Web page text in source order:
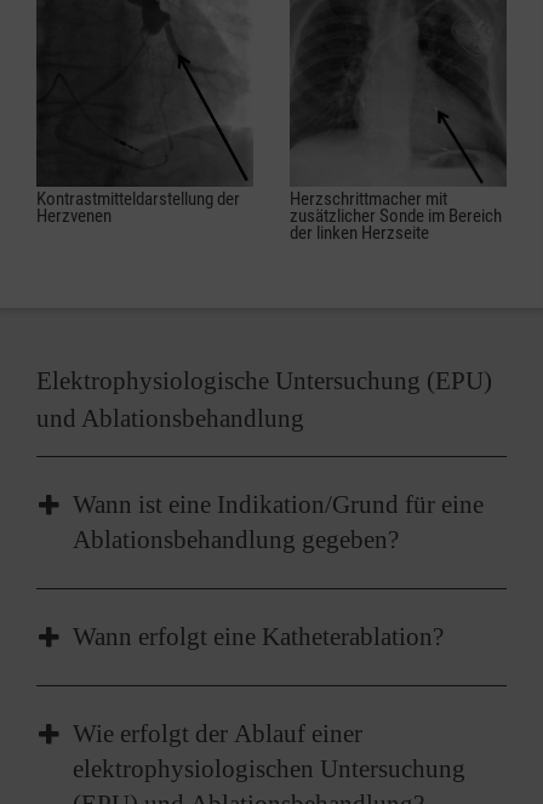
Kontrastmittel­darstellung der
Herzvenen
Herzschrittmacher mit
zusätzlicher Sonde im Bereich
der linken Herzseite
Elektrophysiologische Untersuchung (EPU)
und Ablationsbehandlung
Wann ist eine Indikation/Grund für eine
Ablationsbehandlung gegeben?
Herzrhythmusstörungen können in jedem Alter
auftreten. Zumeist leiden die Patientinnen und
Pateinten unter anfallsweisem Herzrasen,
Herzstolpern oder -aussetzern mit zum Teil
plötzlichem Beginn und Ende. Weitere
Beschwerden können auch Luftnot,
Wann erfolgt eine Katheterablation?
Die Arrhythmieformen werden nach ihrem
Entstehungsort und -muster unterteilt in:
Wie erfolgt der Ablauf einer
elektrophysiologischen Untersuchung